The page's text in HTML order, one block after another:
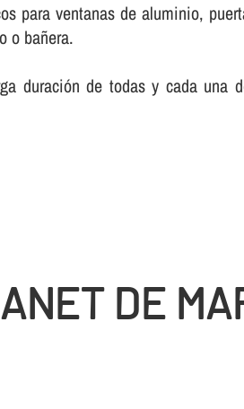
para ventanas de aluminio,
o bañera.
duración de todas y cada una
DE